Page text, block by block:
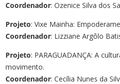
Coordenador: Ozenice Silva dos
Projeto: Vixe Mainha:
Coordenador: Lizziane Argôlo
Projeto: PARAGUADANÇA: A
movimento.
Coordenador: Cecília Nunes da